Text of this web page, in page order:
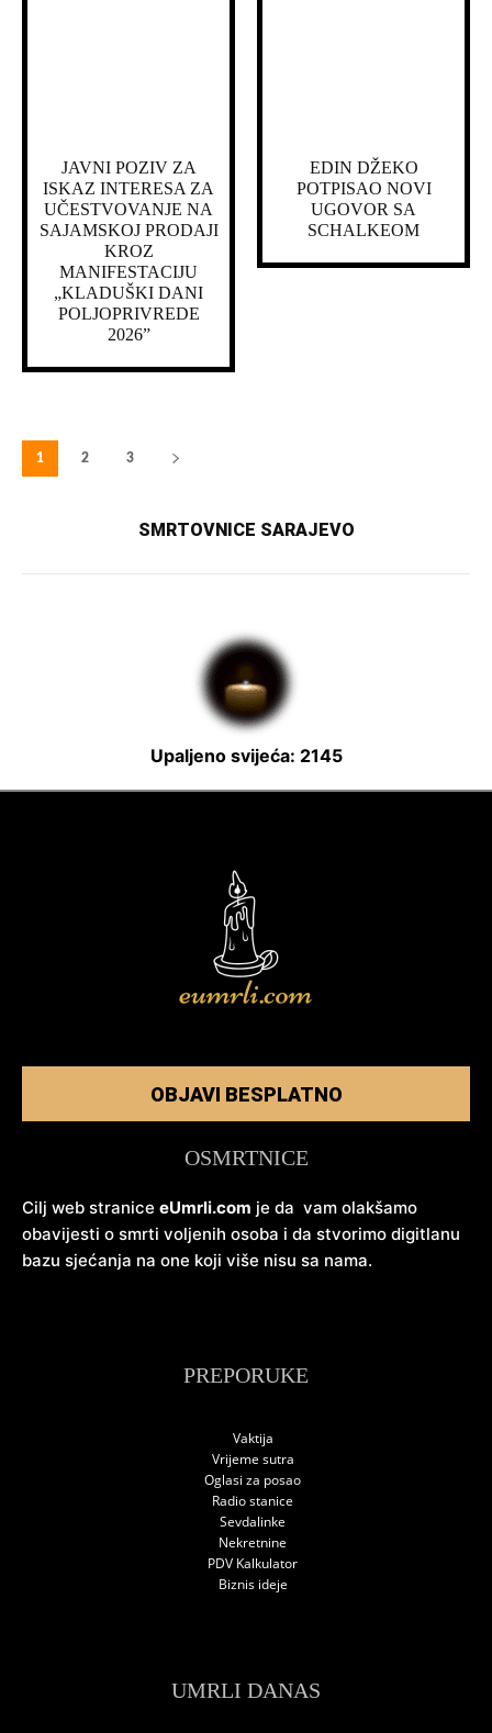
JAVNI POZIV ZA
ISKAZ INTERESA ZA
UČESTVOVANJE NA
SAJAMSKOJ PRODAJI
KROZ
MANIFESTACIJU
„KLADUŠKI DANI
POLJOPRIVREDE
2026”
EDIN DŽEKO
POTPISAO NOVI
UGOVOR SA
SCHALKEOM
1 2 3
SMRTOVNICE SARAJEVO
Upaljeno svijeća: 2145
OBJAVI BESPLATNO
OSMRTNICE
Cilj web stranice eUmrli.com je da vam olakšamo
obavijesti o smrti voljenih osoba i da stvorimo digitlanu
bazu sjećanja na one koji više nisu sa nama.
PREPORUKE
Vaktija
Vrijeme sutra
Oglasi za posao
Radio stanice
Sevdalinke
Nekretnine
PDV Kalkulator
Biznis ideje
UMRLI DANAS